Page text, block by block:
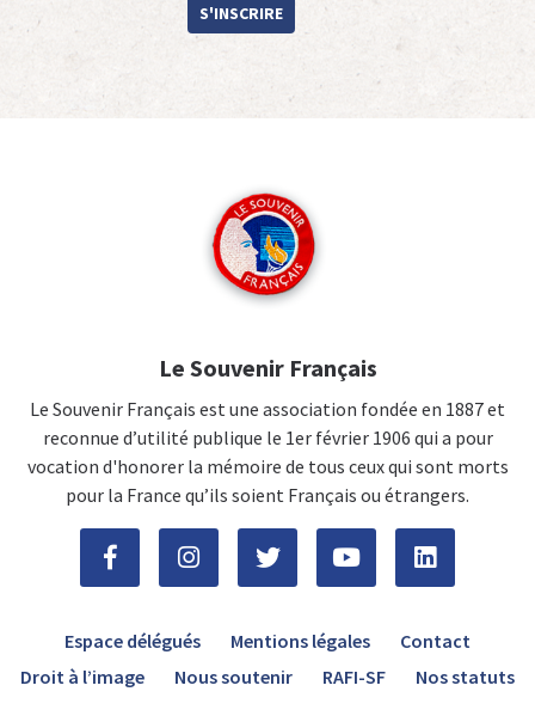
S'INSCRIRE
Le Souvenir Français
Le Souvenir Français est une association fondée en 1887 et
reconnue d’utilité publique le 1er février 1906 qui a pour
vocation d'honorer la mémoire de tous ceux qui sont morts
pour la France qu’ils soient Français ou étrangers.
Espace délégués Mentions légales
Contact
Droit à l’image
Nous soutenir RAFI-SF Nos statuts